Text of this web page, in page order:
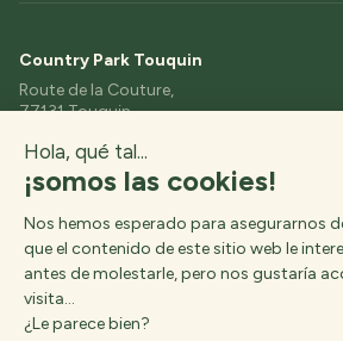
Country Park Touquin
Route de la Couture,
77131 Touquin,
+33 (0)1 64 04 16 36
contact@etangs-fleuris.com
© 2026, Country Park,